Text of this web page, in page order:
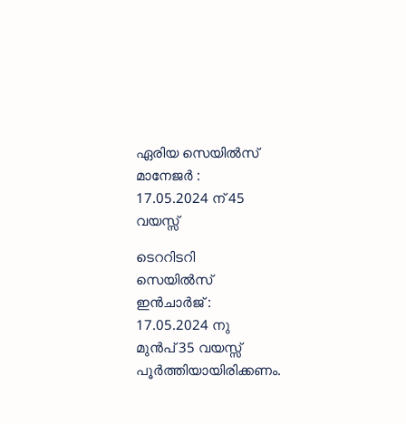
ഏരിയ സെയിൽസ്
മാനേജർ :
17.05.2024 ന് 45
വയസ്സ്
ടെററിടറി
സെയിൽസ്
ഇൻചാർജ് :
17.05.2024 നു
മുൻപ് 35 വയസ്സ്
പൂർത്തിയായിരിക്കണം.